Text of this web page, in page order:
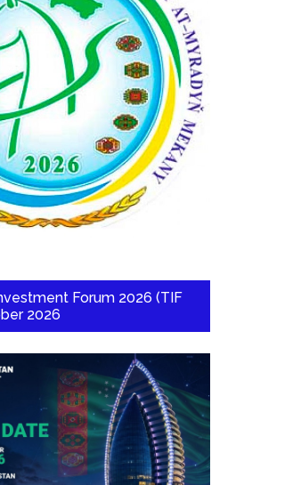
Forum 2026 (TIF
2026